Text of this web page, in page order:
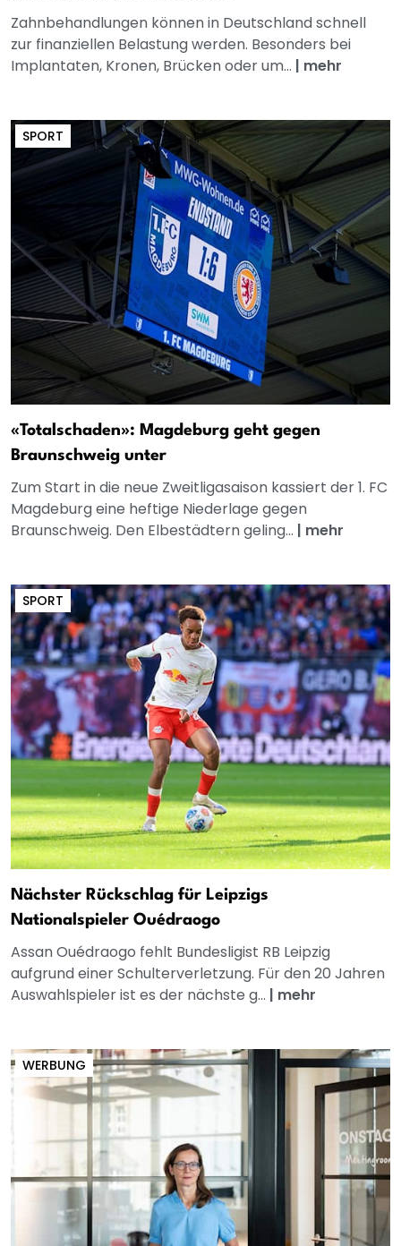
Zahnbehandlungen können in Deutschland schnell
zur finanziellen Belastung werden. Besonders bei
Implantaten, Kronen, Brücken oder um... | mehr
SPORT
«Totalschaden»: Magdeburg geht gegen
Braunschweig unter
Zum Start in die neue Zweitligasaison kassiert der 1. FC
Magdeburg eine heftige Niederlage gegen
Braunschweig. Den Elbestädtern geling... | mehr
SPORT
Nächster Rückschlag für Leipzigs
Nationalspieler Ouédraogo
Assan Ouédraogo fehlt Bundesligist RB Leipzig
aufgrund einer Schulterverletzung. Für den 20 Jahren
Auswahlspieler ist es der nächste g... | mehr
WERBUNG